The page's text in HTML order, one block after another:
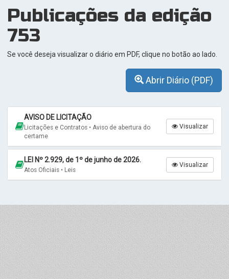
Publicações da edição
753
Se você deseja visualizar o diário em PDF, clique no botão ao lado.
Abrir Diário (PDF)
AVISO DE LICITAÇÃO
Licitações e Contratos • Aviso de abertura do
certame
Visualizar
LEI Nº 2.929, de 1º de junho de 2026.
Atos Oficiais • Leis
Visualizar